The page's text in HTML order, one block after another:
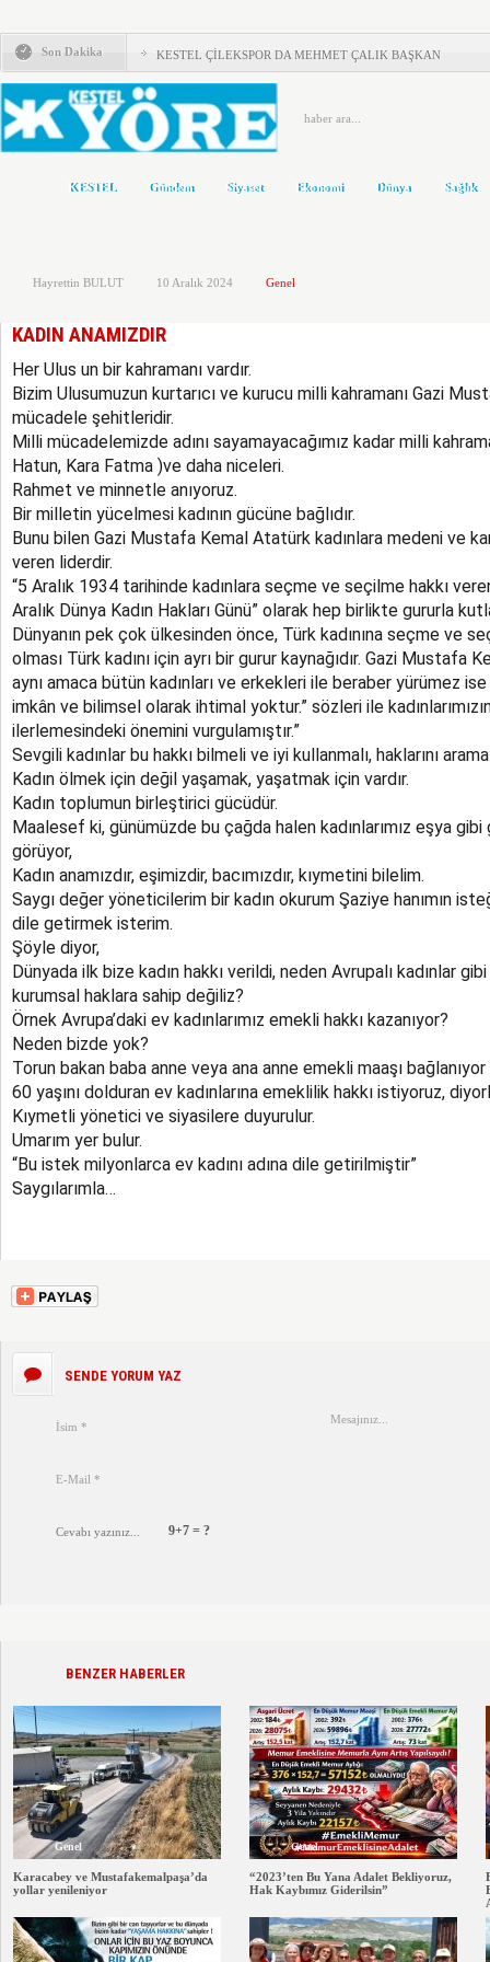
Son Dakika KESTEL ÇİLEKSPOR DA MEHMET ÇALIK BAŞKAN
Kestel’de Eğitim Caddesi baştan sona yenilendi
Türkiye Yeni Bir siyasi Dönemin Eşiğinde
Karacabey ve Mustafakemalpaşa’da yollar yenileniyor
MHP’DE AHMET ERASLAN GÜVEN TAZELEDİ
KESTEL Gündem Siyaset Ekonomi Dünya Sağlık
Hayrettin BULUT 10 Aralık 2024 Genel
KADIN ANAMIZDIR
Her Ulus un bir kahramanı vardır.
Bizim Ulusumuzun kurtarıcı ve kurucu milli kahramanı Gazi
mücadele şehitleridir.
Milli mücadelemizde adını sayamayacağımız kadar milli
Hatun, Kara Fatma )ve daha niceleri.
Rahmet ve minnetle anıyoruz.
Bir milletin yücelmesi kadının gücüne bağlıdır.
Bunu bilen Gazi Mustafa Kemal Atatürk kadınlara medeni ve
veren liderdir.
“5 Aralık 1934 tarihinde kadınlara seçme ve seçilme hakkı
Aralık Dünya Kadın Hakları Günü” olarak hep birlikte gururla
Dünyanın pek çok ülkesinden önce, Türk kadınına seçme ve
olması Türk kadını için ayrı bir gurur kaynağıdır. Gazi Mustafa
aynı amaca bütün kadınları ve erkekleri ile beraber yürümez
imkân ve bilimsel olarak ihtimal yoktur.” sözleri ile
ilerlemesindeki önemini vurgulamıştır.”
Sevgili kadınlar bu hakkı bilmeli ve iyi kullanmalı, haklarını
Kadın ölmek için değil yaşamak, yaşatmak için vardır.
Kadın toplumun birleştirici gücüdür.
Maalesef ki, günümüzde bu çağda halen kadınlarımız eşya
görüyor,
Kadın anamızdır, eşimizdir, bacımızdır, kıymetini bilelim.
Saygı değer yöneticilerim bir kadın okurum Şaziye hanımın
dile getirmek isterim.
Şöyle diyor,
Dünyada ilk bize kadın hakkı verildi, neden Avrupalı kadınlar
kurumsal haklara sahip değiliz?
Örnek Avrupa’daki ev kadınlarımız emekli hakkı kazanıyor?
Neden bizde yok?
Torun bakan baba anne veya ana anne emekli maaşı
60 yaşını dolduran ev kadınlarına emeklilik hakkı istiyoruz,
Kıymetli yönetici ve siyasilere duyurulur.
Umarım yer bulur.
“Bu istek milyonlarca ev kadını adına dile getirilmiştir”
Saygılarımla…
SENDE YORUM YAZ
9+7 = ?
BENZER HABERLER
Genel
Karacabey ve Mustafakemalpaşa’da
yollar yenileniyor
Genel
“2023’ten Bu Yana Adalet Bekliyoruz,
Hak Kaybımız Giderilsin”